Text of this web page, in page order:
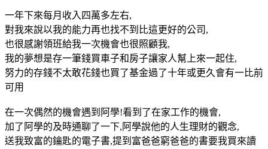
一年下來每月收入四萬多左右,
對我來說以我的能力再也找不到比這更好的公司,
也很感謝領班給我一次機會也很照顧我,
我的夢想是存一筆錢買車子和房子讓家人幫上來一起住,
努力的存錢不太敢花錢也買了基金過了十年或更久會有一比前
可用
在一次偶然的機會遇到阿學!看到了在家工作的機會,
加了阿學的及時通聊了一下,阿學說他的人生理財的觀念,
送我致富的鑰匙的電子書,提到富爸爸窮爸爸的書要我買來讀